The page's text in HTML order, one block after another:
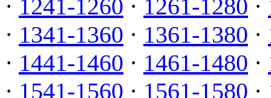
· 1241-1260 · 1261-1280 ·
· 1341-1360 · 1361-1380 ·
· 1441-1460 · 1461-1480 ·
· 1541-1560 · 1561-1580 ·